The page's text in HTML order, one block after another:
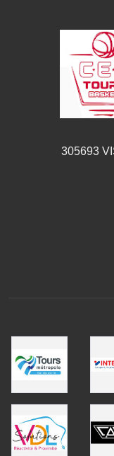
305693